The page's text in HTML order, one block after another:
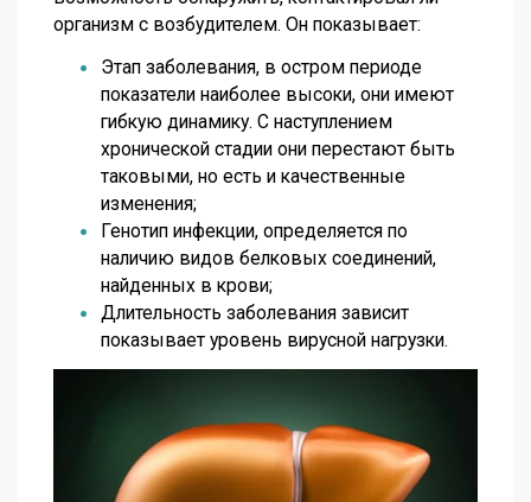
организм с возбудителем. Он показывает:
Этап заболевания, в остром периоде
показатели наиболее высоки, они имеют
гибкую динамику. С наступлением
хронической стадии они перестают быть
таковыми, но есть и качественные
изменения;
Генотип инфекции, определяется по
наличию видов белковых соединений,
найденных в крови;
Длительность заболевания зависит
показывает уровень вирусной нагрузки.